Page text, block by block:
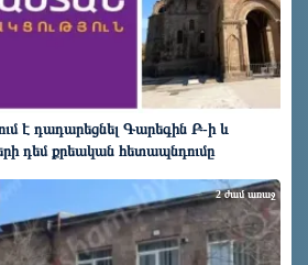
է դադարեցնել Գարեգին Բ-ի և
դեմ քրեական հետապնդումը
2 ժամ առաջ